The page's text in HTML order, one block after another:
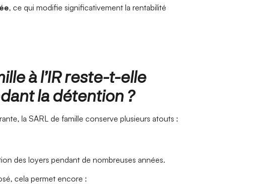
, ce qui modifie significativement la rentabilité
à l’IR reste-t-elle
la détention ?
la SARL de famille conserve plusieurs atouts :
des loyers pendant de nombreuses années.
cela permet encore :